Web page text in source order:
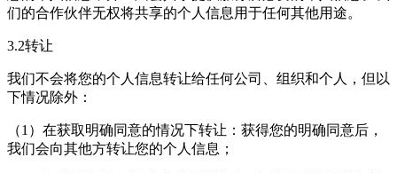
们的合作伙伴无权将共享的个人信息用于任何其他用途。
3.2转让
我们不会将您的个人信息转让给任何公司、组织和个人，但以
下情况除外：
（1）在获取明确同意的情况下转让：获得您的明确同意后，
我们会向其他方转让您的个人信息；